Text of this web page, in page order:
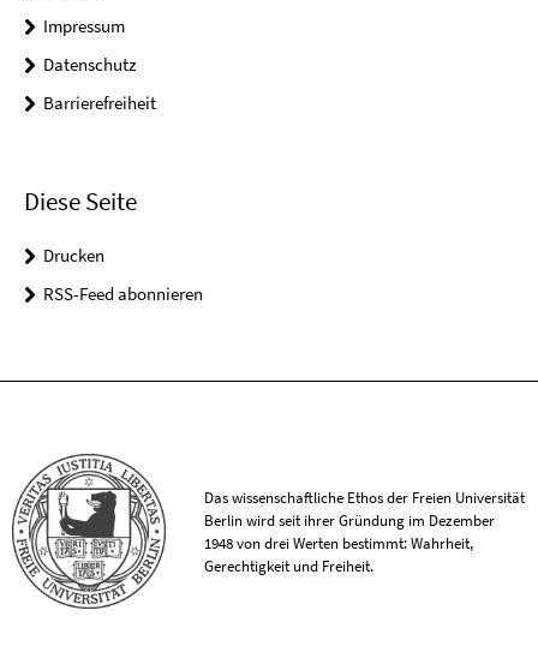
Impressum
Datenschutz
Barrierefreiheit
Diese Seite
Drucken
RSS-Feed abonnieren
Das wissenschaftliche Ethos der Freien Universität
Berlin wird seit ihrer Gründung im Dezember
1948 von drei Werten bestimmt: Wahrheit,
Gerechtigkeit und Freiheit.